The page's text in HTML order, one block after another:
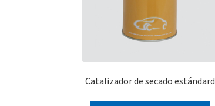
Catalizador de secado estándard